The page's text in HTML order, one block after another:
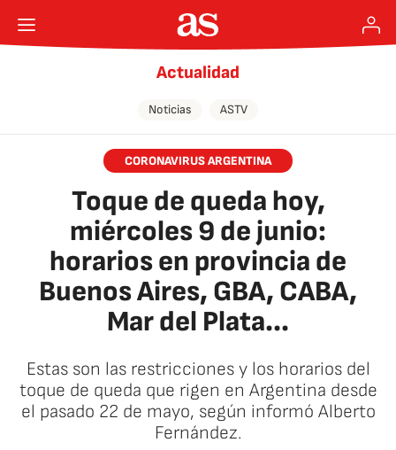
Actualidad
Noticias ASTV
CORONAVIRUS ARGENTINA
Toque de queda hoy,
miércoles 9 de junio:
horarios en provincia de
Buenos Aires, GBA, CABA,
Mar del Plata...
Estas son las restricciones y los horarios del
toque de queda que rigen en Argentina desde
el pasado 22 de mayo, según informó Alberto
Fernández.